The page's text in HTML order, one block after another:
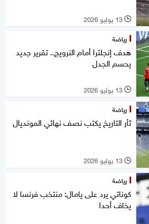
l 13 يوليو 2026
رياضة
هدف إنجلترا أمام النرويج.. تقرير جديد
يحسم الجدل
l 13 يوليو 2026
رياضة
ثأر التاريخ يكتب نصف نهائي المونديال
l 13 يوليو 2026
رياضة
كوناتي يرد على يامال: منتخب فرنسا لا
يخاف أحدا